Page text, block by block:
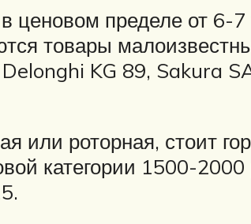
ценовом пределе от 6-
товары
KG 89, Sakura
или роторная, стоит
категории 1500-